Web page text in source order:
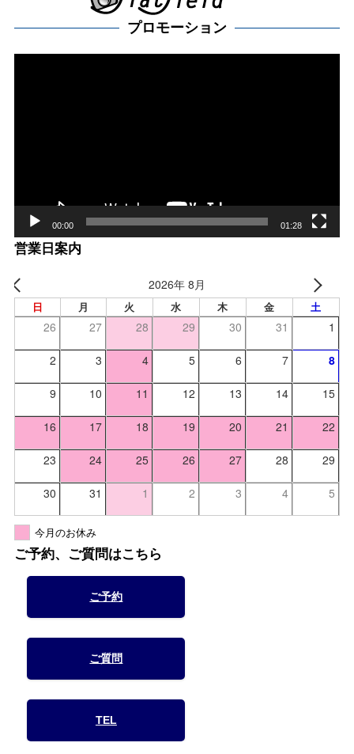
プロモーション
00:00 01:28
営業日案内
2026年 8月
日 月 火 水 木 金 土
26 27 28 29 30 31 1
2 3 4 5 6 7 8
9 10 11 12 13 14 15
16 17 18 19 20 21 22
23 24 25 26 27 28 29
30 31 1 2 3 4 5
今月のお休み
ご予約、ご質問はこちら
ご予約
ご質問
TEL